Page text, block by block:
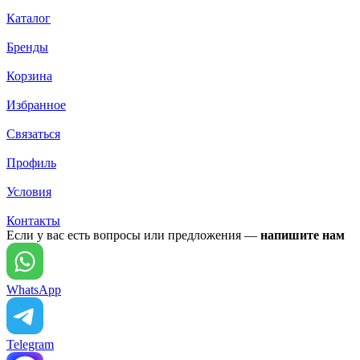
Каталог
Бренды
Корзина
Избранное
Связаться
Профиль
Условия
Контакты
Если у вас есть вопросы или предложения — напишите нам
WhatsApp
Telegram